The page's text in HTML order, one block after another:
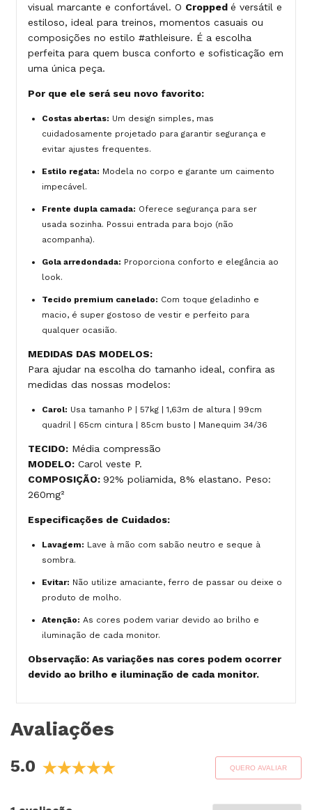
visual marcante e confortável. O Cropped é versátil e
estiloso, ideal para treinos, momentos casuais ou
composições no estilo #athleisure. É a escolha
perfeita para quem busca conforto e sofisticação em
uma única peça.
Por que ele será seu novo favorito:
Costas abertas: Um design simples, mas
cuidadosamente projetado para garantir segurança e
evitar ajustes frequentes.
Estilo regata: Modela no corpo e garante um caimento
impecável.
Frente dupla camada: Oferece segurança para ser
usada sozinha. Possui entrada para bojo (não
acompanha).
Gola arredondada: Proporciona conforto e elegância ao
look.
Tecido premium canelado: Com toque geladinho e
macio, é super gostoso de vestir e perfeito para
qualquer ocasião.
MEDIDAS DAS MODELOS:
Para ajudar na escolha do tamanho ideal, confira as
medidas das nossas modelos:
Carol: Usa tamanho P | 57kg | 1,63m de altura | 99cm
quadril | 65cm cintura | 85cm busto | Manequim 34/36
TECIDO: Média compressão
MODELO: Carol veste P.
COMPOSIÇÃO: 92% poliamida, 8% elastano. Peso:
260mg²
Especificações de Cuidados:
Lavagem: Lave à mão com sabão neutro e seque à
sombra.
Evitar: Não utilize amaciante, ferro de passar ou deixe o
produto de molho.
Atenção: As cores podem variar devido ao brilho e
iluminação de cada monitor.
Observação: As variações nas cores podem ocorrer
devido ao brilho e iluminação de cada monitor.
Avaliações
5.0 QUERO AVALIAR